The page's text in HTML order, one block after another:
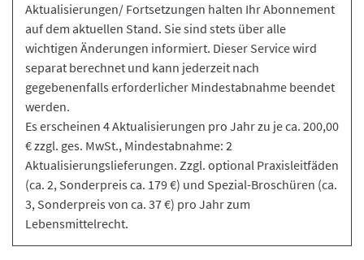
Aktualisierungen/ Fortsetzungen halten Ihr Abonnement
auf dem aktuellen Stand. Sie sind stets über alle
wichtigen Änderungen informiert. Dieser Service wird
separat berechnet und kann jederzeit nach
gegebenenfalls erforderlicher Mindestabnahme beendet
werden.
Es erscheinen 4 Aktualisierungen pro Jahr zu je ca. 200,00
€ zzgl. ges. MwSt., Mindestabnahme: 2
Aktualisierungslieferungen. Zzgl. optional Praxisleitfäden
(ca. 2, Sonderpreis ca. 179 €) und Spezial-Broschüren (ca.
3, Sonderpreis von ca. 37 €) pro Jahr zum
Lebensmittelrecht.